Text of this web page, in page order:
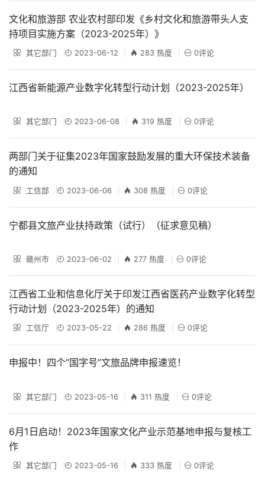
文化和旅游部 农业农村部印发《乡村文化和旅游带头人支
持项目实施方案（2023-2025年）》
其它部门 2023-06-12 283 热度 0评论
江西省新能源产业数字化转型行动计划（2023-2025年）
其它部门 2023-06-08 319 热度 0评论
两部门关于征集2023年国家鼓励发展的重大环保技术装备
的通知
工信部 2023-06-06 308 热度 0评论
宁都县文旅产业扶持政策（试行）（征求意见稿）
赣州市 2023-06-02 277 热度 0评论
江西省工业和信息化厅关于印发江西省医药产业数字化转型
行动计划（2023-2025年）的通知
工信厅 2023-05-22 286 热度 0评论
申报中！四个“国字号”文旅品牌申报速览！
其它部门 2023-05-16 311 热度 0评论
6月1日启动！2023年国家文化产业示范基地申报与复核工
作
其它部门 2023-05-16 333 热度 0评论